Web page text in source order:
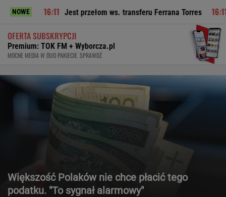
NOWE
Jest przełom ws. transferu Ferrana Torres Szelągowska
OFERTA SUBSKRYPCJI
Premium: TOK FM + Wyborcza.pl
MOCNE MEDIA W DUO PAKIECIE. SPRAWDŹ
Większość Polaków nie chce płacić tego
podatku. "To sygnał alarmowy"